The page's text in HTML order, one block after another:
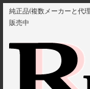
純正品(複数メーカーと代
販売中